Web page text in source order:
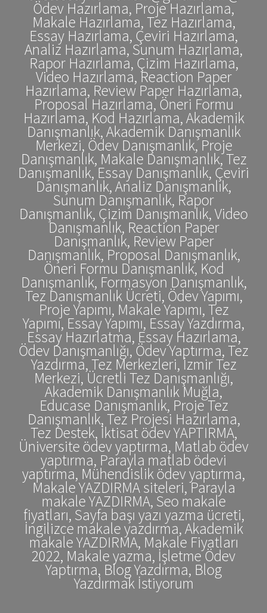
Ödev Hazırlama, Proje Hazırlama,
Makale Hazırlama, Tez Hazırlama,
Essay Hazırlama, Çeviri Hazırlama,
Analiz Hazırlama, Sunum Hazırlama,
Rapor Hazırlama, Çizim Hazırlama,
Video Hazırlama, Reaction Paper
Hazırlama, Review Paper Hazırlama,
Proposal Hazırlama, Öneri Formu
Hazırlama, Kod Hazırlama, Akademik
Danışmanlık, Akademik Danışmanlık
Merkezi, Ödev Danışmanlık, Proje
Danışmanlık, Makale Danışmanlık, Tez
Danışmanlık, Essay Danışmanlık, Çeviri
Danışmanlık, Analiz Danışmanlık,
Sunum Danışmanlık, Rapor
Danışmanlık, Çizim Danışmanlık, Video
Danışmanlık, Reaction Paper
Danışmanlık, Review Paper
Danışmanlık, Proposal Danışmanlık,
Öneri Formu Danışmanlık, Kod
Danışmanlık, Formasyon Danışmanlık,
Tez Danışmanlık Ücreti, Ödev Yapımı,
Proje Yapımı, Makale Yapımı, Tez
Yapımı, Essay Yapımı, Essay Yazdırma,
Essay Hazırlatma, Essay Hazırlama,
Ödev Danışmanlığı, Ödev Yaptırma, Tez
Yazdırma, Tez Merkezleri, İzmir Tez
Merkezi, Ücretli Tez Danışmanlığı,
Akademik Danışmanlık Muğla,
Educase Danışmanlık, Proje Tez
Danışmanlık, Tez Projesi Hazırlama,
Tez Destek, İktisat ödev YAPTIRMA,
Üniversite ödev yaptırma, Matlab ödev
yaptırma, Parayla matlab ödevi
yaptırma, Mühendislik ödev yaptırma,
Makale YAZDIRMA siteleri, Parayla
makale YAZDIRMA, Seo makale
fiyatları, Sayfa başı yazı yazma ücreti,
İngilizce makale yazdırma, Akademik
makale YAZDIRMA, Makale Fiyatları
2022, Makale yazma, İşletme Ödev
Yaptırma, Blog Yazdırma, Blog
Yazdırmak İstiyorum